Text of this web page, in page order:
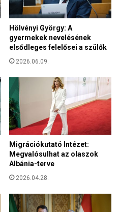
Hölvényi György: A
gyermekek nevelésének
elsődleges felelősei a szülők
2026.06.09.
Migrációkutató Intézet:
Megvalósulhat az olaszok
Albánia-terve
2026.04.28.